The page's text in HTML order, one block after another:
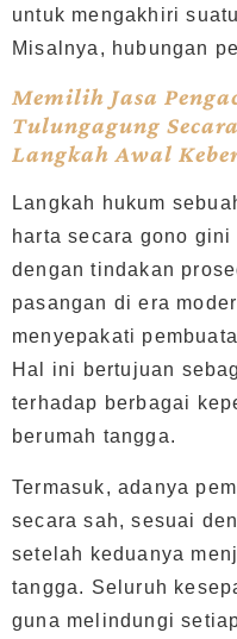
untuk mengakhiri
Misalnya, hubungan
Memilih Jasa
Tulungagung
Langkah Awal
Langkah hukum
harta secara gono
dengan tindakan
pasangan di era
menyepakati
Hal ini bertujuan
terhadap berbagai
berumah tangga.
Termasuk, adanya
secara sah, sesuai
setelah keduanya
tangga. Seluruh
guna melindungi